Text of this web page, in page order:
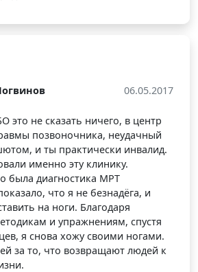
06.05.2017
ничего, в центр
неудачный
практически инвалид.
эту клинику.
МРТ
я не безнадёга, и
ноги. Благодаря
упражнениям, спустя
хожу своими ногами.
возвращают людей к
еле